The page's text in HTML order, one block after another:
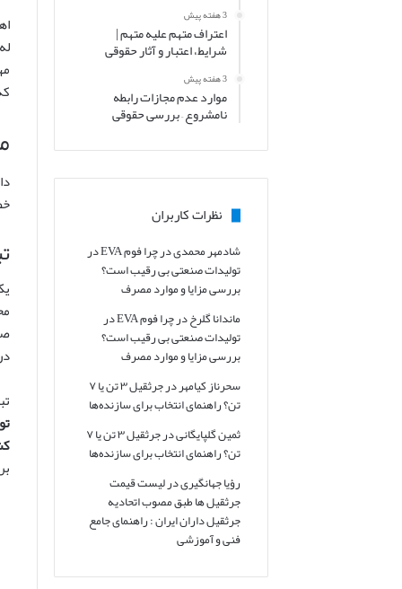
تبصره ۲ این
3 هفته پیش
اعتراف متهم علیه متهم |
شرایط، اعتبار و آثار حقوقی
3 هفته پیش
موارد عدم مجازات رابطه
نامشروع – بررسی حقوقی
نظرات کاربران
شادمهر محمدیدر
چرا فوم EVA در
تولیدات صنعتی بی رقیب است؟
بررسی مزایا و موارد مصرف
ماندانا گلرخدر
چرا فوم EVA در
تولیدات صنعتی بی رقیب است؟
بررسی مزایا و موارد مصرف
سحرناز کیامهردر
جرثقیل ۳ تن یا ۷
تن؟ راهنمای انتخاب برای سازنده‌ها
ثمین گلپایگانیدر
جرثقیل ۳ تن یا ۷
تن؟ راهنمای انتخاب برای سازنده‌ها
رؤیا جهانگیریدرلیست قیمت
جرثقیل ها طبق مصوب اتحادیه
جرثقیل داران ایران : راهنمای جامع
فنی و آموزشی